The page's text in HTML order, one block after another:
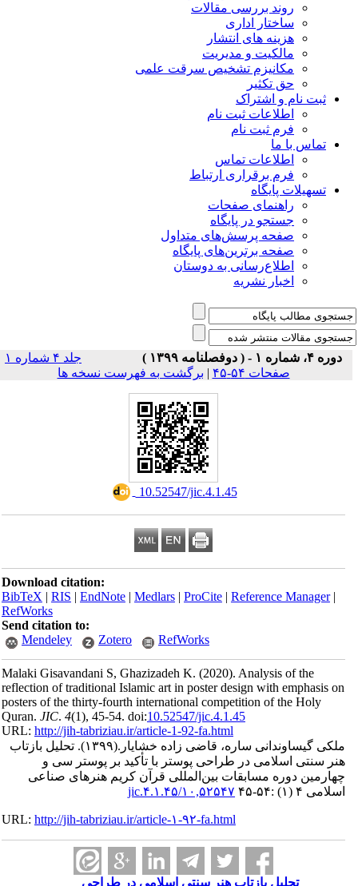
روند بررسی مقالات
ساختار اداری
هزینه های انتشار
مالکیت و مدیریت
ﻣﮑﺎﻧﯿﺰم ﺗﺸﺨﯿﺺ ﺳﺮﻗﺖ ﻋﻠﻤﯽ
حق تکثیر
نام و اشتراک
اطلاعات ثبت نام
فرم ثبت نام
با ما
اطلاعات تماس
فرم برقراری ارتباط
پایگاه
راهنمای صفحات
جستجو در پایگاه
صفحه پرسش‌های متداول
صفحه برترین‌های پایگاه
اطلاع‌رسانی به دوستان
اخبار نشریه
جلد ۴ شماره ۱
|برگشت به فهرست نسخه ها
‎ 10.52547/jic.4.1.45
Download citation:
BibTeX|RIS| EndNote| Medlars| ProCite|Reference
RefWorks
Send citation to:
Mendeley
Zotero RefWorks
Malaki Gisavandani S, Ghazizadeh K.(2020). Analysis of
reflection of traditional Islamic art in poster design with
posters of the thirty-fourth international competition of the
Quran.JIC.4(1), 45-54. doi:10.52547/jic.4.1.45
URL:http://jih-tabriziau.ir/article-1-92-fa.html
ساره، قاضی زاده خشایار.(۱۳۹۹).
تحلیل بازتاب
اسلامی در طراحی پوستر با تأکید بر پوستر سی و
دوره مسابقات بین‌المللی قرآن کریم هنرهای صناعی
۱۰,۵۲۵۴۷/jic.۴.۱.۴۵
URL:http://jih-tabriziau.ir/article-۱-۹۲-fa.html
تحلیل بازتاب هنر سنتی اسلامی در طراحی